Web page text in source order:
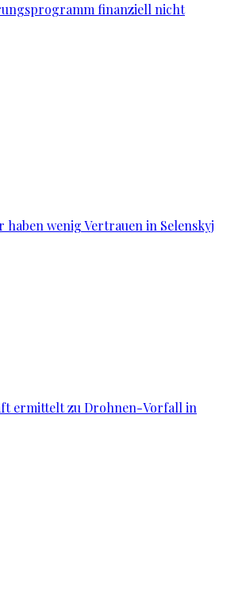
finanziell nicht
wenig Vertrauen in Selenskyj
ermittelt zu Drohnen-Vorfall in